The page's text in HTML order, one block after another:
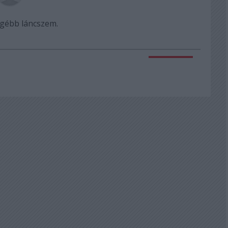
láncszem.